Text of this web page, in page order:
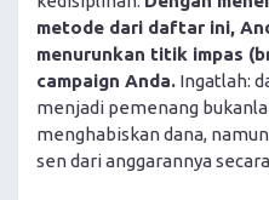
metode dari daftar ini,
menurunkan titik impas
campaign Anda. Ingatlah:
menjadi pemenang
menghabiskan dana,
sen dari anggarannya